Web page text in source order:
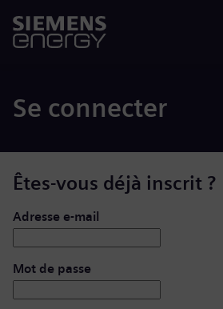
Se connecter
Êtes-vous déjà inscrit ?
Se connecter : nom d’utilisateur et
Adresse e-mail
Mot de passe